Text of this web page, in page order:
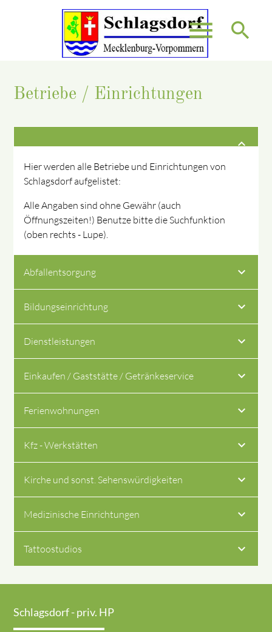
menu search
Suchbegriffe
Betriebe / Einrichtungen
Hier werden alle Betriebe und Einrichtungen von
Schlagsdorf aufgelistet:
Alle Angaben sind ohne Gewähr (auch
Öffnungszeiten!) Benutze bitte die Suchfunktion
(oben rechts - Lupe).
Abfallentsorgung
Bildungseinrichtung
Dienstleistungen
Einkaufen / Gaststätte / Getränkeservice
Ferienwohnungen
Kfz - Werkstätten
Kirche und sonst. Sehenswürdigkeiten
Medizinische Einrichtungen
Tattoostudios
Schlagsdorf - priv. HP